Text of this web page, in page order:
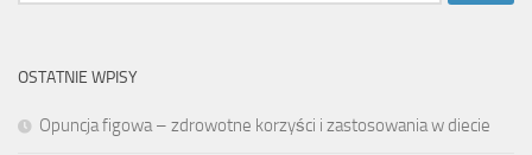
OSTATNIE WPISY
Opuncja figowa – zdrowotne korzyści i zastosowania w diecie